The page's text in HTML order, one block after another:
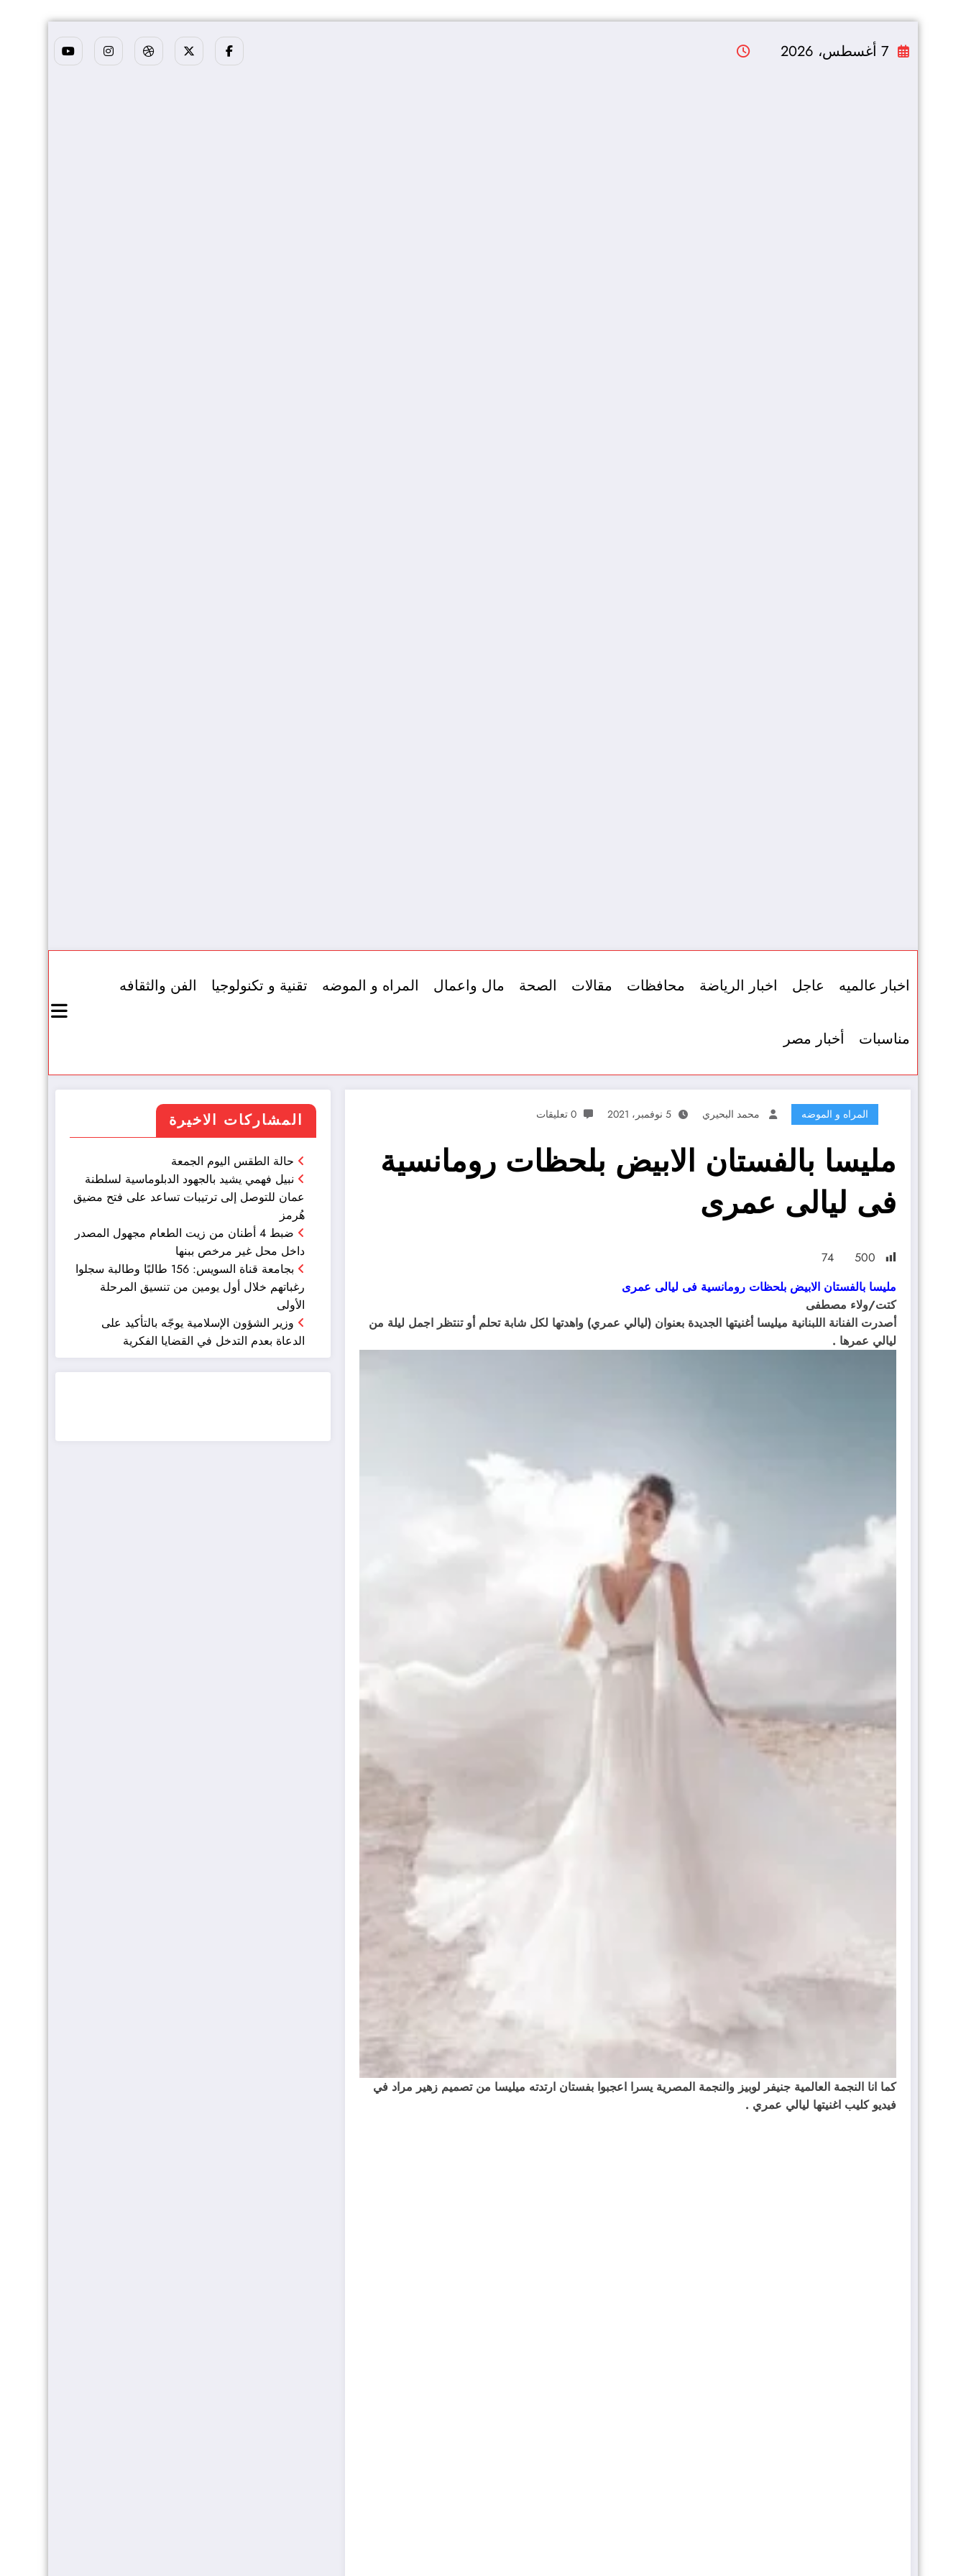
إلى
7 أغسطس، 2026
اخبار عالميه عاجل اخبار الرياضة محافظات مقالات الصحة مال واعمال المراه و الموضه تقنية و تكنولوجيا الفن والثقافه
مناسبات أخبار مصر
المراه و الموضه محمد البحيري 5 نوفمبر، 2021 0 تعليقات
مليسا بالفستان الابيض بلحظات رومانسية
فى ليالى عمرى
500
74
مليسا بالفستان الابيض بلحظات رومانسية فى ليالى عمرى
كتت/ولاء مصطفى
أصدرت الفنانة اللبنانية ميليسا أغنيتها الجديدة بعنوان (ليالي عمري) واهدتها لكل شابة تحلم أو تنتظر اجمل ليلة من
ليالي عمرها .
كما انا النجمة العالمية جنيفر لوبيز والنجمة المصرية يسرا اعجبوا بفستان ارتدته ميليسا من تصميم زهير مراد في
فيديو كليب اغنيتها ليالي عمري .
المشاركات الاخيرة
حالة الطقس اليوم الجمعة
نبيل فهمي يشيد بالجهود الدبلوماسية لسلطنة
عمان للتوصل إلى ترتيبات تساعد على فتح مضيق
هُرمز
ضبط 4 أطنان من زيت الطعام مجهول المصدر
داخل محل غير مرخص ببنها
بجامعة قناة السويس: 156 طالبًا وطالبة سجلوا
رغباتهم خلال أول يومين من تنسيق المرحلة
الأولى
وزير الشؤون الإسلامية يوجّه بالتأكيد على
الدعاة بعدم التدخل في القضايا الفكرية